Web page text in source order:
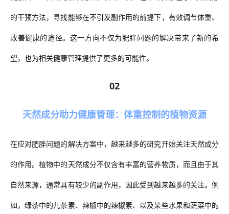
的干预方法，寻找能够在不引发副作用的前提下，有效调节体重、
改善健康的途径。这一方向不仅为肥胖问题的解决带来了新的希
望，也为相关健康管理提供了更多的可能性。
02
天然成分助力健康管理：体重控制的植物资源
在应对肥胖问题的解决方案中，越来越多的研究开始关注天然成分
的作用。植物中的天然成分不仅含有丰富的营养物质，而且由于其
自然来源，通常具有较少的副作用，因此受到越来越多的关注。例
如，绿茶中的儿茶素、辣椒中的辣椒素、以及某些水果和蔬菜中的